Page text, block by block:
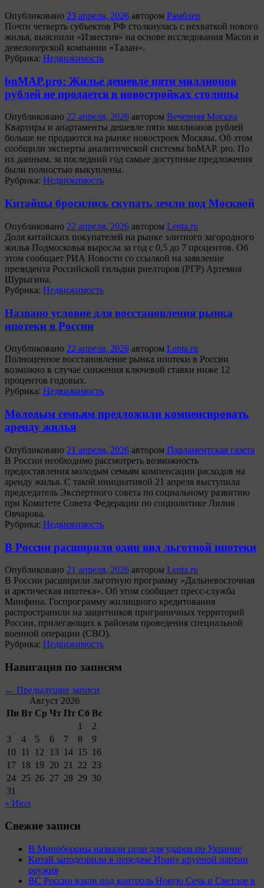
Опубликовано 23 апреля, 2026 автором Рамблер
Почти четверть субъектов РФ столкнулась с нехваткой нового
жилья, выяснили «Известия» на основе исследования Macon и
девелоперской компании «Талан».
Рубрика: Недвижимость
bnMAP.pro: Жилье дешевле пяти миллионов
рублей не продается в новостройках столицы
Опубликовано 22 апреля, 2026 автором Вечерняя Москва
Квартиры и апартаменты дешевле пяти миллионов рублей
больше не продаются на рынке новостроек Москвы. Об этом
сообщили эксперты аналитической системы bnMAP. pro. По
их данным, за последний год самые доступные предложения
были полностью выкуплены.
Рубрика: Недвижимость
Китайцы бросились скупать земли под Москвой
Опубликовано 22 апреля, 2026 автором Lenta.ru
Доля китайских покупателей на рынке элитного загородного
жилья Подмосковья выросла за год с 0,5 до 7 процентов. Об
этом сообщает РИА Новости со ссылкой на заявление
президента Российской гильдии риелторов (РГР) Артемия
Шурыгина.
Рубрика: Недвижимость
Названо условие для восстановления рынка
ипотеки в России
Опубликовано 22 апреля, 2026 автором Lenta.ru
Полноценное восстановление рынка ипотеки в России
возможно в случае снижения ключевой ставки ниже 12
процентов годовых.
Рубрика: Недвижимость
Молодым семьям предложили компенсировать
аренду жилья
Опубликовано 21 апреля, 2026 автором Парламентская газета
В России необходимо рассмотреть возможность
предоставления молодым семьям компенсации расходов на
аренду жилья. С такой инициативой 21 апреля выступила
председатель Экспертного совета по социальному развитию
при Комитете Совета Федерации по соцполитике Лилия
Овчарова.
Рубрика: Недвижимость
В России расширили один вид льготной ипотеки
Опубликовано 21 апреля, 2026 автором Lenta.ru
В России расширили льготную программу «Дальневосточная
и арктическая ипотека». Об этом сообщает пресс-служба
Минфина. Госпрограмму жилищного кредитования
распространили на защитников приграничных территорий
России, прилегающих к районам проведения специальной
военной операции (СВО).
Рубрика: Недвижимость
Навигация по записям
← Предыдущие записи
Август 2026
Пн Вт Ср Чт Пт Сб Вс
1
2
3
4 5 6 7 8
9
10
11 12 13 14 15 16
17
18 19 20 21 22 23
24 25 26 27 28 29 30
31
« Июл
Свежие записи
В Минобороны назвали цели для ударов по Украине
Китай заподозрили в передаче Ирану крупной партии
оружия
ВС России взяли под контроль Новую Сечь и Светлое в